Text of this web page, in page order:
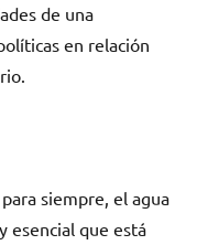
de una
en relación
siempre, el agua
esencial que está